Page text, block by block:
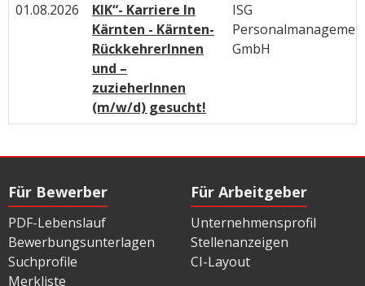
01.08.2026
KIK“- Karriere In
Kärnten - Kärnten-
RückkehrerInnen
und –
zuzieherInnen
(m/w/d) gesucht!
ISG
GmbH
Für Bewerber
PDF-Lebenslauf
Bewerbungsunterlagen
Suchprofile
Merkliste
Für Arbeitgeber
Unternehmensprofil
Stellenanzeigen
CI-Layout